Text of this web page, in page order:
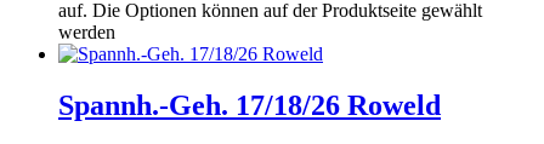
auf. Die Optionen können auf der Produktseite gewählt
werden
Spannh.-Geh. 17/18/26 Roweld